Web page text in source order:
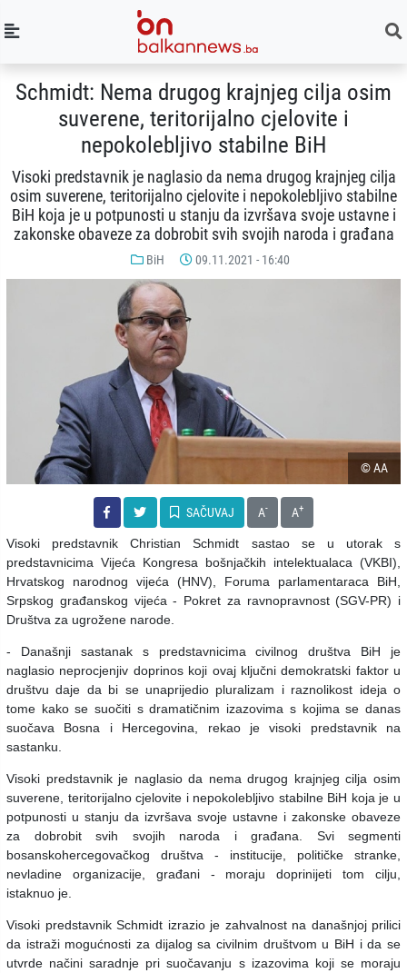
Schmidt: Nema drugog krajnjeg cilja osim
suverene, teritorijalno cjelovite i
nepokolebljivo stabilne BiH
Visoki predstavnik je naglasio da nema drugog krajnjeg cilja
osim suverene, teritorijalno cjelovite i nepokolebljivo stabilne
BiH koja je u potpunosti u stanju da izvršava svoje ustavne i
zakonske obaveze za dobrobit svih svojih naroda i građana
BiH 09.11.2021 - 16:40
© AA
SAČUVAJ A- A+
Visoki predstavnik Christian Schmidt sastao se u utorak s
predstavnicima Vijeća Kongresa bošnjačkih intelektualaca (VKBI),
Hrvatskog narodnog vijeća (HNV), Foruma parlamentaraca BiH,
Srpskog građanskog vijeća - Pokret za ravnopravnost (SGV-PR) i
Društva za ugrožene narode.
- Današnji sastanak s predstavnicima civilnog društva BiH je
naglasio neprocjenjiv doprinos koji ovaj ključni demokratski faktor u
društvu daje da bi se unaprijedio pluralizam i raznolikost ideja o
tome kako se suočiti s dramatičnim izazovima s kojima se danas
suočava Bosna i Hercegovina, rekao je visoki predstavnik na
sastanku.
Visoki predstavnik je naglasio da nema drugog krajnjeg cilja osim
suverene, teritorijalno cjelovite i nepokolebljivo stabilne BiH koja je u
potpunosti u stanju da izvršava svoje ustavne i zakonske obaveze
za dobrobit svih svojih naroda i građana. Svi segmenti
bosanskohercegovačkog društva - institucije, političke stranke,
nevladine organizacije, građani - moraju doprinijeti tom cilju,
istaknuo je.
Visoki predstavnik Schmidt izrazio je zahvalnost na današnjoj prilici
da istraži mogućnosti za dijalog sa civilnim društvom u BiH i da se
utvrde načini saradnje pri suočavanju s izazovima koji se moraju